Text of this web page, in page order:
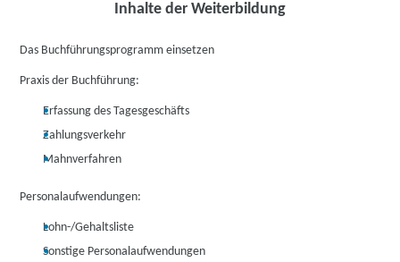
Inhalte der Weiterbildung
Das Buchführungsprogramm einsetzen
Praxis der Buchführung:
Erfassung des Tagesgeschäfts
Zahlungsverkehr
Mahnverfahren
Personalaufwendungen:
Lohn-/Gehaltsliste
Sonstige Personalaufwendungen